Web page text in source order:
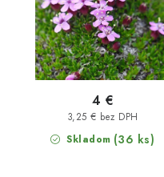
Skladom (36 ks)
3,25 € bez DPH
4 €